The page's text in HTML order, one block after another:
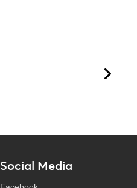
Social Media